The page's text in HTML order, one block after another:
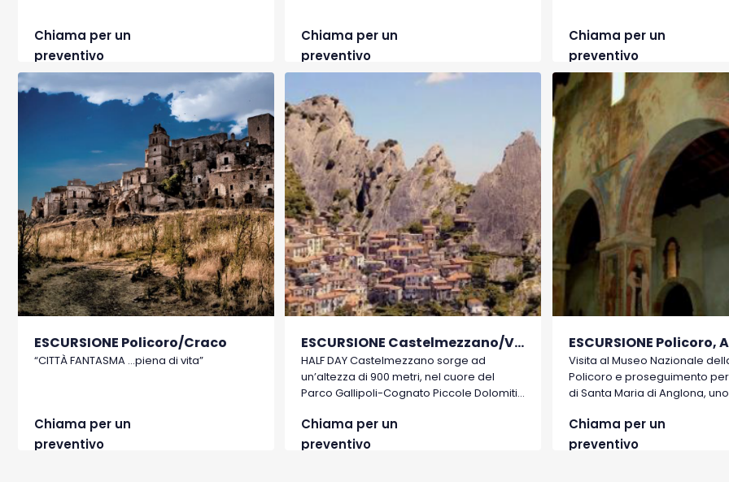
Chiama per un
preventivo
Chiama per un
preventivo
Chiama per un
preventivo
ESCURSIONE Policoro/Craco
“CITTÀ FANTASMA …piena di vita”
Chiama per un
preventivo
ESCURSIONE Castelmezzano/Volo dell'angelo
HALF DAY Castelmezzano sorge ad
un’altezza di 900 metri, nel cuore del
Parco Gallipoli-Cognato Piccole Dolomiti
più belli d’Italia”.
Chiama per un
preventivo
Visita al Museo Nazionale
Policoro e proseguimento
di Santa Maria di Anglona,
regione che secondo
fondata nel XII secolo sul sito
Chiama per un
preventivo